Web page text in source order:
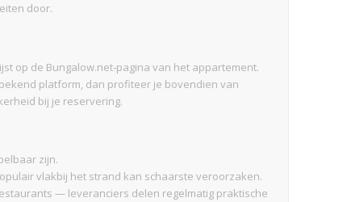
door.
op de Bungalow.net‑pagina van het appartement.
platform, dan profiteer je bovendien van
bij je reservering.
zijn.
vlakbij het strand kan schaarste veroorzaken.
— leveranciers delen regelmatig praktische